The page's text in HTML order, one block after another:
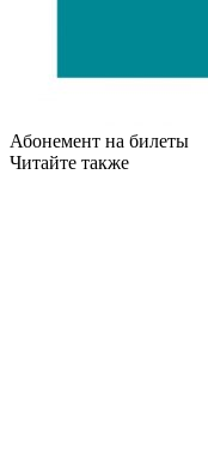
Абонемент на билеты
Читайте также